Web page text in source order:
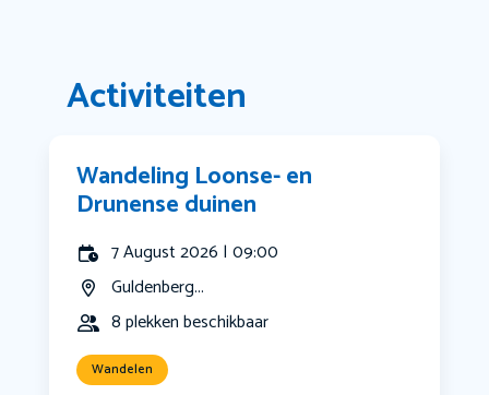
Activiteiten
Wandeling Loonse- en
Drunense duinen
7 August 2026 | 09:00
Guldenberg...
8 plekken beschikbaar
Wandelen